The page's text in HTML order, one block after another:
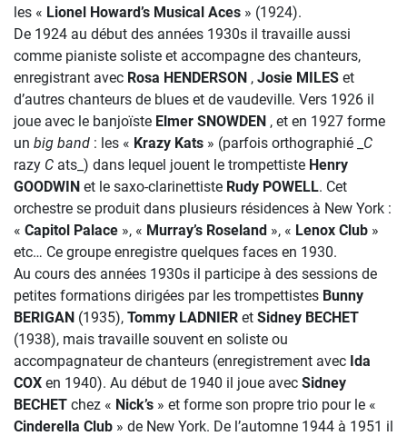
les « Lionel Howard’s Musical Aces » (1924).
De 1924 au début des années 1930s il travaille aussi
comme pianiste soliste et accompagne des chanteurs,
enregistrant avec Rosa HENDERSON , Josie MILES et
d’autres chanteurs de blues et de vaudeville. Vers 1926 il
joue avec le banjoïste Elmer SNOWDEN , et en 1927 forme
un big band : les « Krazy Kats » (parfois orthographié _ C
razy C ats_) dans lequel jouent le trompettiste Henry
GOODWIN et le saxo-clarinettiste Rudy POWELL. Cet
orchestre se produit dans plusieurs résidences à New York :
« Capitol Palace », « Murray’s Roseland », « Lenox Club »
etc… Ce groupe enregistre quelques faces en 1930.
Au cours des années 1930s il participe à des sessions de
petites formations dirigées par les trompettistes Bunny
BERIGAN (1935), Tommy LADNIER et Sidney BECHET
(1938), mais travaille souvent en soliste ou
accompagnateur de chanteurs (enregistrement avec Ida
COX en 1940). Au début de 1940 il joue avec Sidney
BECHET chez « Nick’s » et forme son propre trio pour le «
Cinderella Club » de New York. De l’automne 1944 à 1951 il